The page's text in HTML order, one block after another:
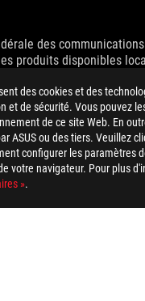
des cookies et des
et de sécurité. Vous pouvez
de ce site Web. En
ASUS ou des tiers. Veuillez
configurer les paramètres
votre navigateur. Pour plus
».
des
produits disponibles
varier selon le
sont sujettes à
marques et de produits
are based on
and/or Type-C will
ASUS est